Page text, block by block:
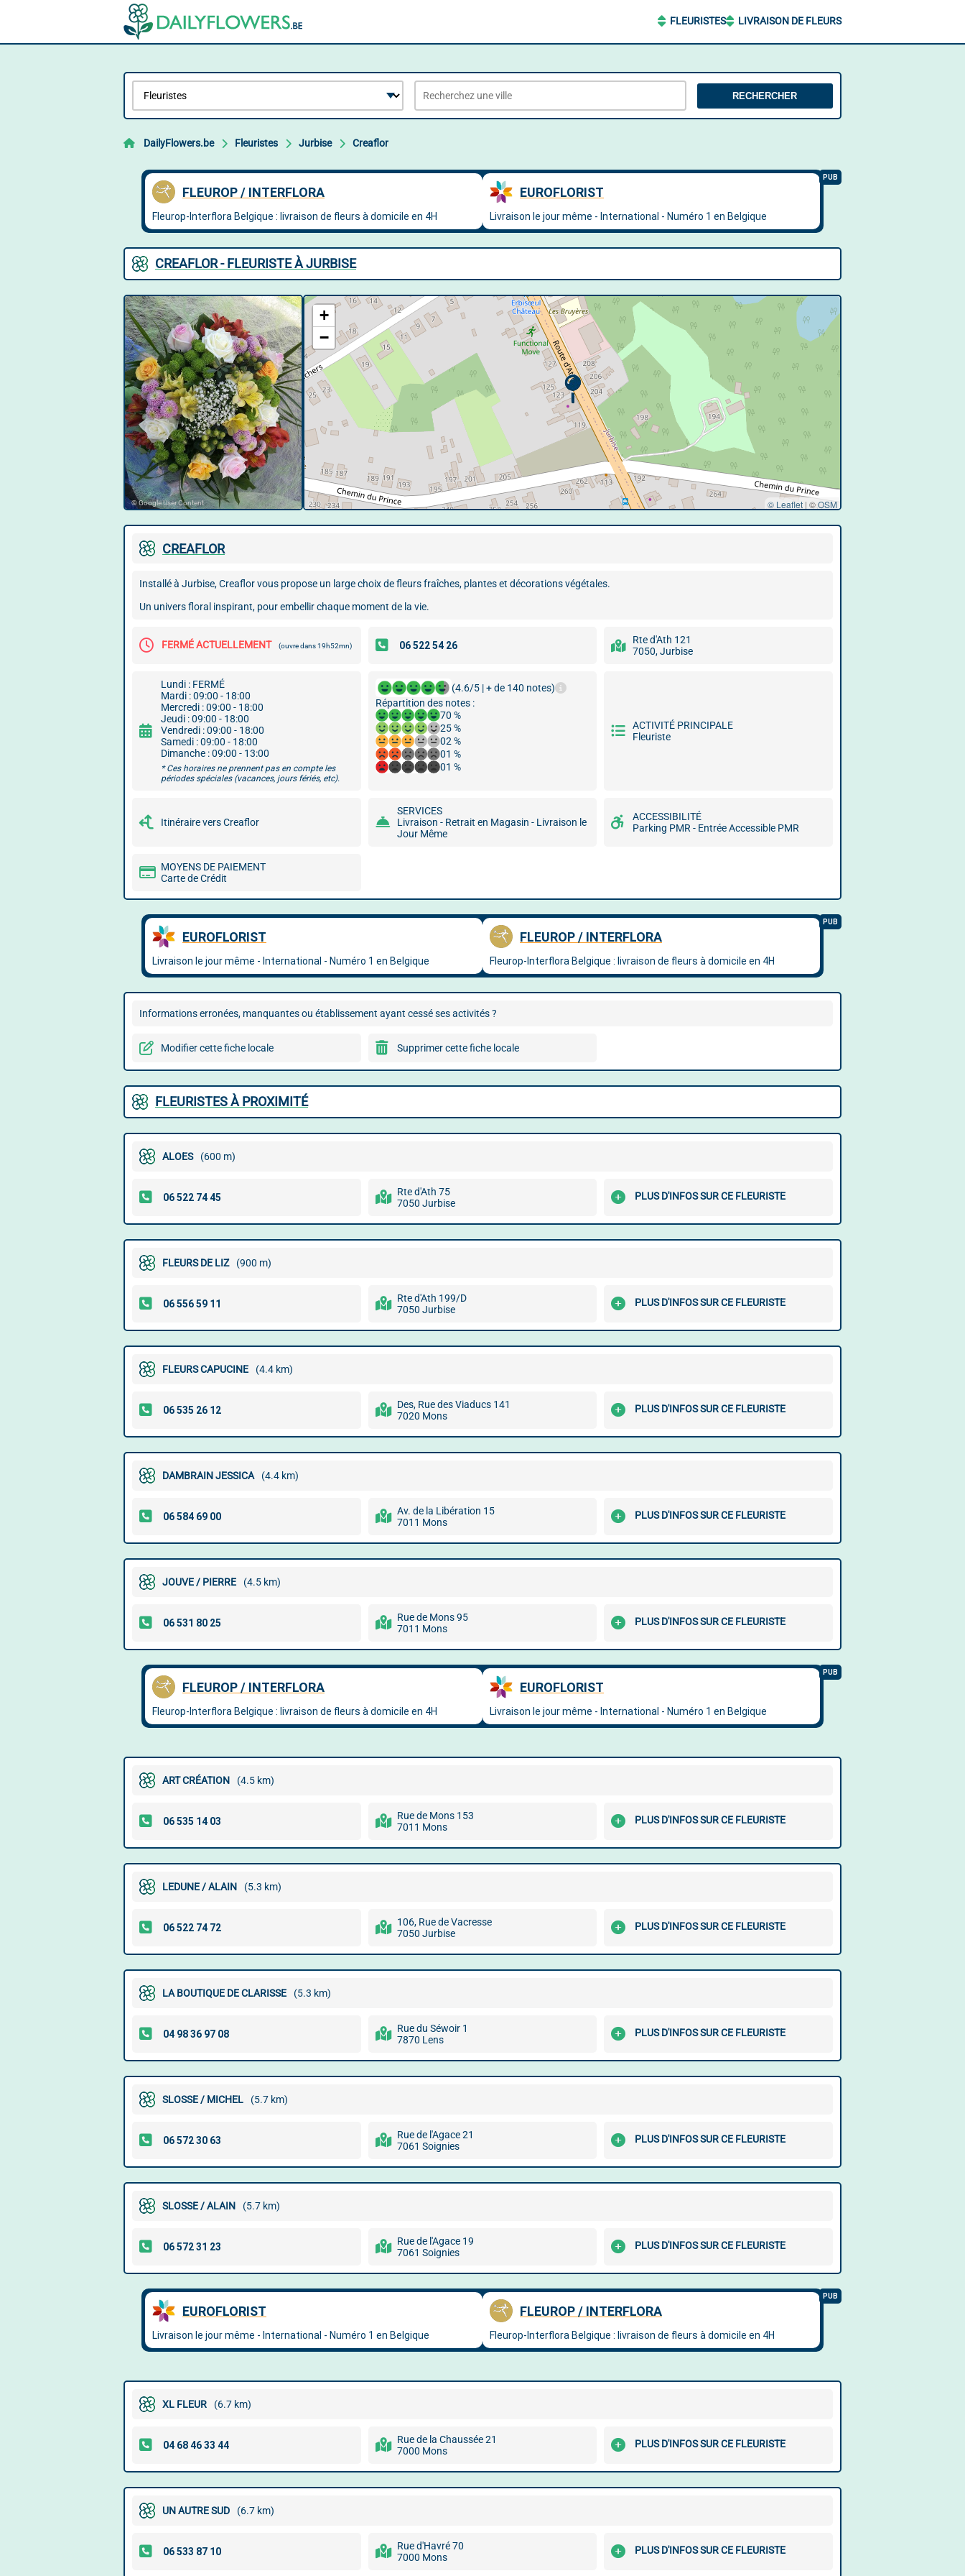
FLEURISTES LIVRAISON DE FLEURS
RECHERCHER
DailyFlowers.be Fleuristes Jurbise Creaflor
CREAFLOR - FLEURISTE À JURBISE
© Google User Content
+
−
© Leaflet | ©OSM
CREAFLOR
Installé à Jurbise, Creaflor vous propose un large choix de fleurs fraîches, plantes et décorations végétales.
Un univers floral inspirant, pour embellir chaque moment de la vie.
FERMÉ ACTUELLEMENT (ouvre dans 19h52mn)
Rte d'Ath 121
7050, Jurbise
Lundi : FERMÉ
Mardi : 09:00 - 18:00
Mercredi : 09:00 - 18:00
Jeudi : 09:00 - 18:00
Vendredi : 09:00 - 18:00
Samedi : 09:00 - 18:00
Dimanche : 09:00 - 13:00
* Ces horaires ne prennent pas en compte les
périodes spéciales (vacances, jours fériés, etc).
(4.6/5 | + de 140 notes)
Répartition des notes :
70 %
25 %
02 %
01 %
01 %
ACTIVITÉ PRINCIPALE
Fleuriste
Itinéraire vers Creaflor
SERVICES
Livraison - Retrait en Magasin - Livraison le
Jour Même
ACCESSIBILITÉ
Parking PMR - Entrée Accessible PMR
MOYENS DE PAIEMENT
Carte de Crédit
Informations erronées, manquantes ou établissement ayant cessé ses activités ?
Modifier cette fiche locale Supprimer cette fiche locale
FLEURISTES À PROXIMITÉ
ALOES (600 m)
Rte d'Ath 75
7050 Jurbise
PLUS D'INFOS SUR CE FLEURISTE
FLEURS DE LIZ (900 m)
Rte d'Ath 199/D
7050 Jurbise
PLUS D'INFOS SUR CE FLEURISTE
FLEURS CAPUCINE (4.4 km)
Des, Rue des Viaducs 141
7020 Mons
PLUS D'INFOS SUR CE FLEURISTE
DAMBRAIN JESSICA (4.4 km)
Av. de la Libération 15
7011 Mons
PLUS D'INFOS SUR CE FLEURISTE
JOUVE / PIERRE (4.5 km)
Rue de Mons 95
7011 Mons
PLUS D'INFOS SUR CE FLEURISTE
ART CRÉATION (4.5 km)
Rue de Mons 153
7011 Mons
PLUS D'INFOS SUR CE FLEURISTE
LEDUNE / ALAIN (5.3 km)
106, Rue de Vacresse
7050 Jurbise
PLUS D'INFOS SUR CE FLEURISTE
LA BOUTIQUE DE CLARISSE (5.3 km)
Rue du Séwoir 1
7870 Lens
PLUS D'INFOS SUR CE FLEURISTE
SLOSSE / MICHEL (5.7 km)
Rue de l'Agace 21
7061 Soignies
PLUS D'INFOS SUR CE FLEURISTE
SLOSSE / ALAIN (5.7 km)
Rue de l'Agace 19
7061 Soignies
PLUS D'INFOS SUR CE FLEURISTE
XL FLEUR (6.7 km)
Rue de la Chaussée 21
7000 Mons
PLUS D'INFOS SUR CE FLEURISTE
UN AUTRE SUD (6.7 km)
Rue d'Havré 70
7000 Mons
PLUS D'INFOS SUR CE FLEURISTE